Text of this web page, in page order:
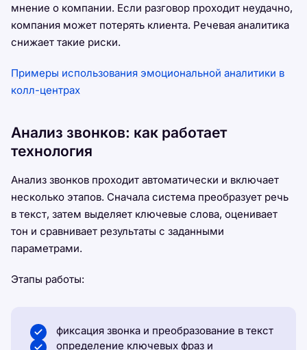
мнение о компании. Если разговор проходит неудачно,
компания может потерять клиента. Речевая аналитика
снижает такие риски.
Примеры использования эмоциональной аналитики в
колл-центрах
Анализ звонков: как работает
технология
Анализ звонков проходит автоматически и включает
несколько этапов. Сначала система преобразует речь
в текст, затем выделяет ключевые слова, оценивает
тон и сравнивает результаты с заданными
параметрами.
Этапы работы:
фиксация звонка и преобразование в текст
определение ключевых фраз и